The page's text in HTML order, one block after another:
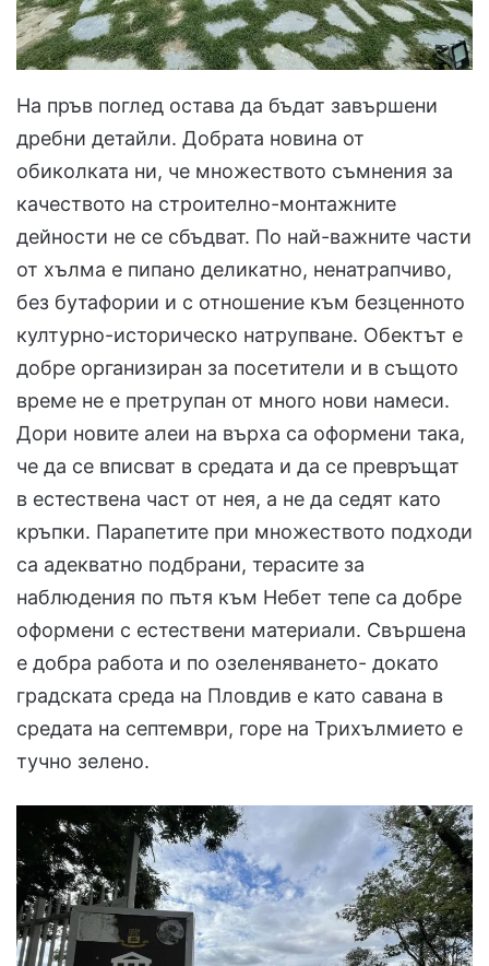
На пръв поглед остава да бъдат завършени
дребни детайли. Добрата новина от
обиколката ни, че множеството съмнения за
качеството на строително-монтажните
дейности не се сбъдват. По най-важните части
от хълма е пипано деликатно, ненатрапчиво,
без бутафории и с отношение към безценното
културно-историческо натрупване. Обектът е
добре организиран за посетители и в същото
време не е претрупан от много нови намеси.
Дори новите алеи на върха са оформени така,
че да се вписват в средата и да се превръщат
в естествена част от нея, а не да седят като
кръпки. Парапетите при множеството подходи
са адекватно подбрани, терасите за
наблюдения по пътя към Небет тепе са добре
оформени с естествени материали. Свършена
е добра работа и по озеленяването- докато
градската среда на Пловдив е като савана в
средата на септември, горе на Трихълмието е
тучно зелено.